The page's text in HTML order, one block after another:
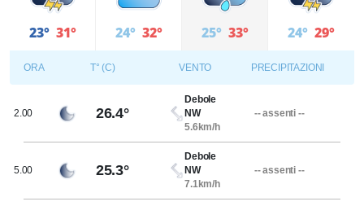
23° 31°
23° 31° 24° 32° 25° 33° 24° 29°
ORA T° (C) VENTO PRECIPITAZIONI
2.00 26.4°
Debole
NW
5.6km/h
-- assenti --
5.00 25.3°
Debole
NW
7.1km/h
-- assenti --